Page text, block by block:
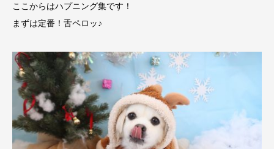
ここからはハプニング集です！
まずは定番！舌ペロッ♪